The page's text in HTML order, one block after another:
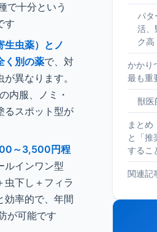
で十分という
す
生虫薬）とノ
く別の薬で、対
異なります。
内服、ノミ・
るスポット型が
～3,500円程
ルインワン型
虫下し＋フィラ
効率的で、年間
が可能です
パ
活、
ク高
かかり
最も重
獣医
まとめ
と「推
するこ
関連記